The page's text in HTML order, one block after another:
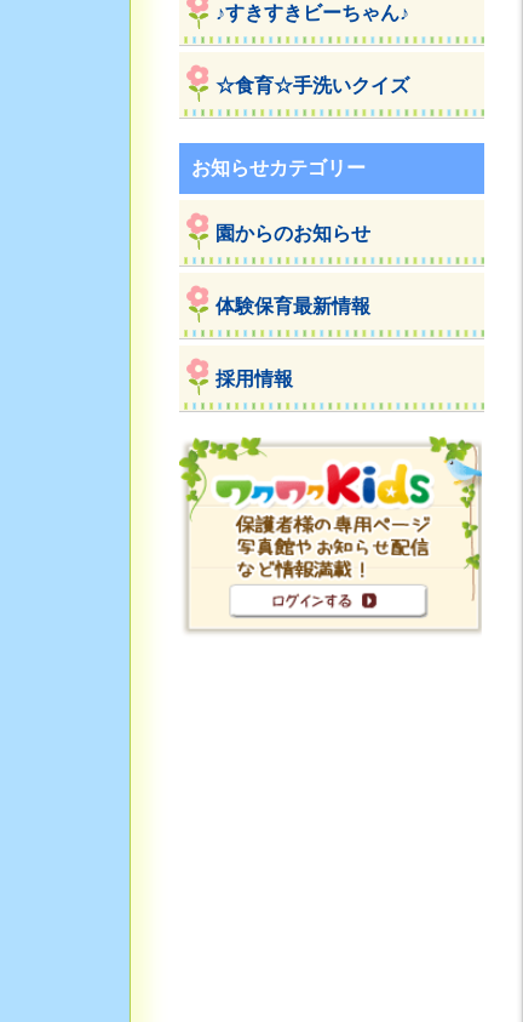
♪すきすきビーちゃん♪
☆食育☆手洗いクイズ
お知らせカテゴリー
園からのお知らせ
体験保育最新情報
採用情報